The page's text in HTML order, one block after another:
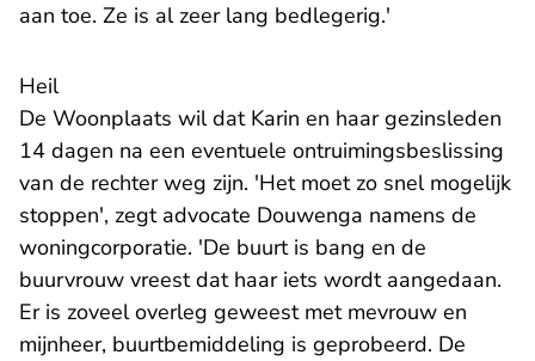
aan toe. Ze is al zeer lang bedlegerig.'
Heil
De Woonplaats wil dat Karin en haar gezinsleden
14 dagen na een eventuele ontruimingsbeslissing
van de rechter weg zijn. 'Het moet zo snel mogelijk
stoppen', zegt advocate Douwenga namens de
woningcorporatie. 'De buurt is bang en de
buurvrouw vreest dat haar iets wordt aangedaan.
Er is zoveel overleg geweest met mevrouw en
mijnheer, buurtbemiddeling is geprobeerd. De